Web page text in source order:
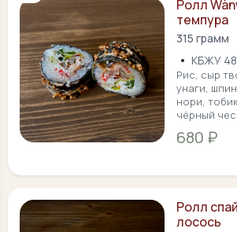
Ролл
темпура
315 грамм
• КБЖУ
Рис, сыр
унаги,
нори,
чёрный
680 ₽
Ролл
лосось